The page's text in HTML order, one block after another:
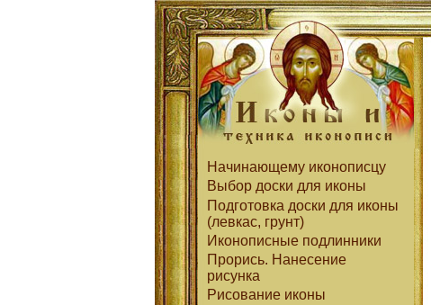
Начинающему иконописцу
Выбор доски для иконы
Подготовка доски для иконы
(левкас, грунт)
Иконописные подлинники
Прорись. Нанесение
рисунка
Рисование иконы